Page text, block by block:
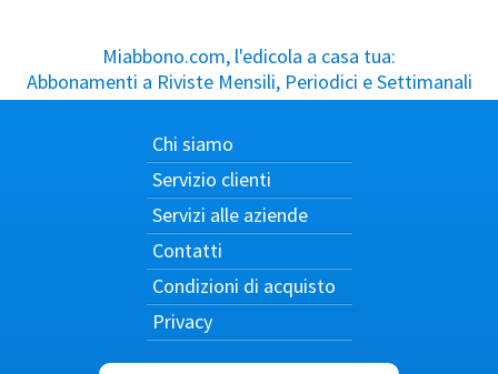
Miabbono.com, l'edicola a casa tua:
Abbonamenti a Riviste Mensili, Periodici e Settimanali
Chi siamo
Servizio clienti
Servizi alle aziende
Contatti
Condizioni di acquisto
Privacy